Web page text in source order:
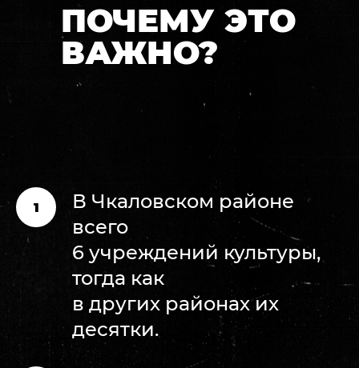
ПОЧЕМУ ЭТО
ВАЖНО?
В Чкаловском районе
всего
6 учреждений культуры,
тогда как
в других районах их
десятки.